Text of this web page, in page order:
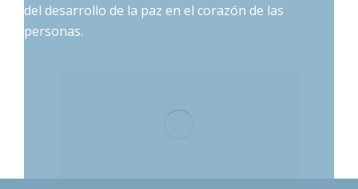
del desarrollo de la paz en el corazón de las
personas.